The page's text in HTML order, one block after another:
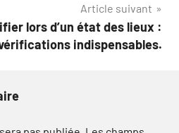
Article suivant
lors d’un état des lieux :
indispensables.